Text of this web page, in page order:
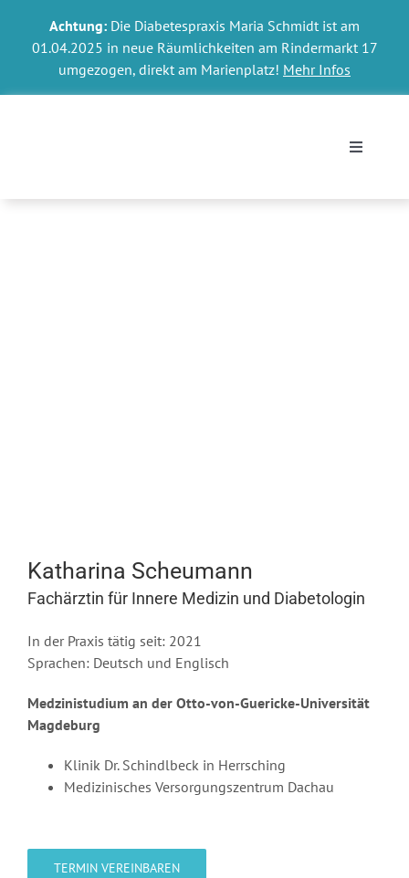
content
Achtung: Die Diabetespraxis Maria Schmidt ist am
01.04.2025 in neue Räumlichkeiten am Rindermarkt 17
umgezogen, direkt am Marienplatz! Mehr Infos
Toggle
Katharina Scheumann
Fachärztin für Innere Medizin und Diabetologin
In der Praxis tätig seit: 2021
Sprachen: Deutsch und Englisch
Medzinistudium an der Otto-von-Guericke-Universität
Magdeburg
Klinik Dr. Schindlbeck in Herrsching
Medizinisches Versorgungszentrum Dachau
TERMIN VEREINBAREN